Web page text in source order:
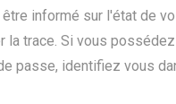
informé sur l'état de
la trace. Si vous
passe, identifiez vous